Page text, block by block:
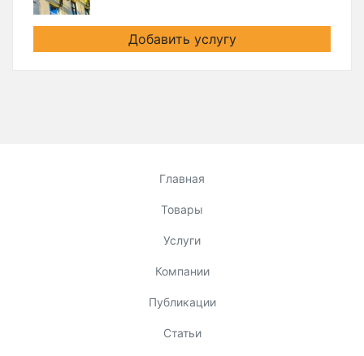
Добавить услугу
Главная
Товары
Услуги
Компании
Публикации
Статьи